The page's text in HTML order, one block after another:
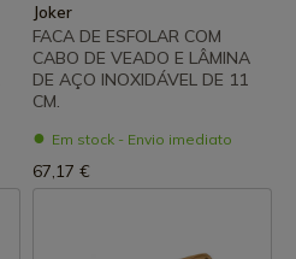
Joker
FACA DE ESFOLAR COM
CABO DE VEADO E LÂMINA
DE AÇO INOXIDÁVEL DE 11
CM.
Em stock - Envio imediato
67,17 €